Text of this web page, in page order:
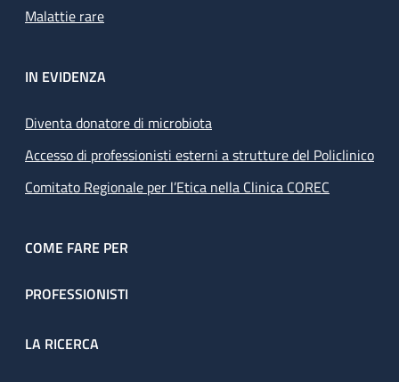
Malattie rare
IN EVIDENZA
Diventa donatore di microbiota
Accesso di professionisti esterni a strutture del Policlinico
Comitato Regionale per l’Etica nella Clinica COREC
COME FARE PER
PROFESSIONISTI
LA RICERCA